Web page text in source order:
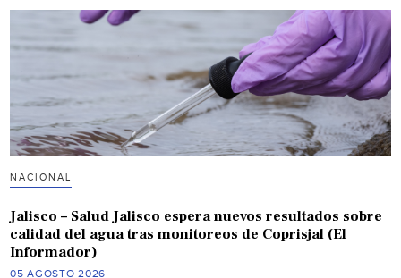
NACIONAL
Jalisco – Salud Jalisco espera nuevos resultados sobre
calidad del agua tras monitoreos de Coprisjal (El
Informador)
05 AGOSTO 2026